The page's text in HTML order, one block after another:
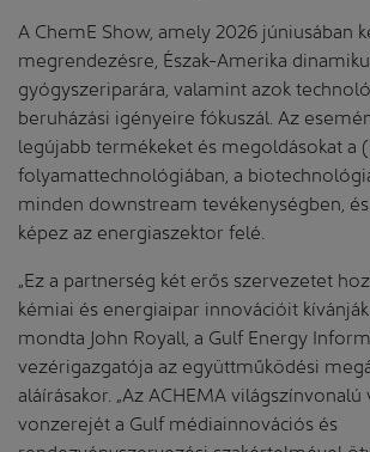
A ChemE Show, amely 2026 júniusában
megrendezésre, Észak-Amerika
gyógyszeriparára, valamint azok
beruházási igényeire fókuszál. Az
legújabb termékeket és megoldásokat a
folyamattechnológiában, a
minden downstream tevékenységben,
képez az energiaszektor felé.
„Ez a partnerség két erős szervezetet
kémiai és energiaipar innovációit
mondta John Royall, a Gulf Energy
vezérigazgatója az együttműködési
aláírásakor. „Az ACHEMA világszínvonalú
vonzerejét a Gulf médiainnovációs és